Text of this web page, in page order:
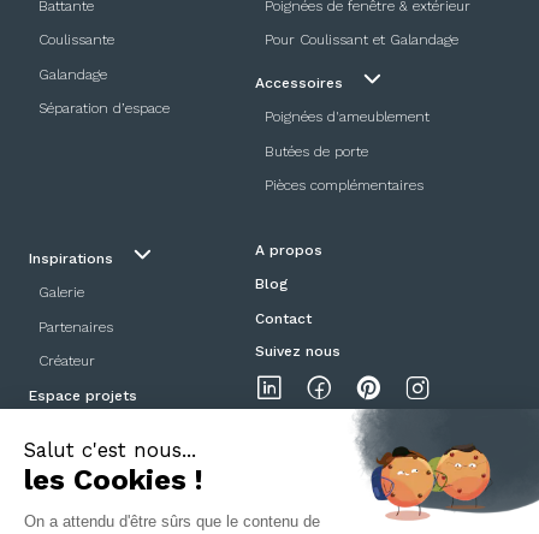
Battante
Coulissante
Galandage
Séparation d’espace
Poignées de fenêtre & extérieur
Pour Coulissant et Galandage
Accessoires
Poignées d'ameublement
Butées de porte
Pièces complémentaires
Inspirations
Galerie
Partenaires
Créateur
Espace projets
A propos
Blog
Contact
Suivez nous
Mentions légalesPolitique de confidentialitéCGV